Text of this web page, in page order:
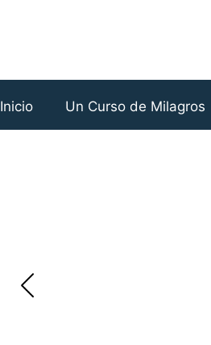
Inicio Un Curso de Milagros